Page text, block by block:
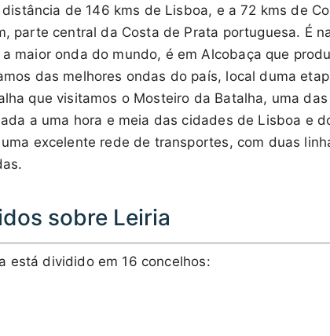
de 146 kms de Lisboa, e a 72 kms de
parte central da Costa de Prata portuguesa. É
maior onda do mundo, é em Alcobaça que
das melhores ondas do país, local duma
que visitamos o Mosteiro da Batalha, uma
a uma hora e meia das cidades de Lisboa e
excelente rede de transportes, com duas
sobre Leiria
está dividido em 16 concelhos: